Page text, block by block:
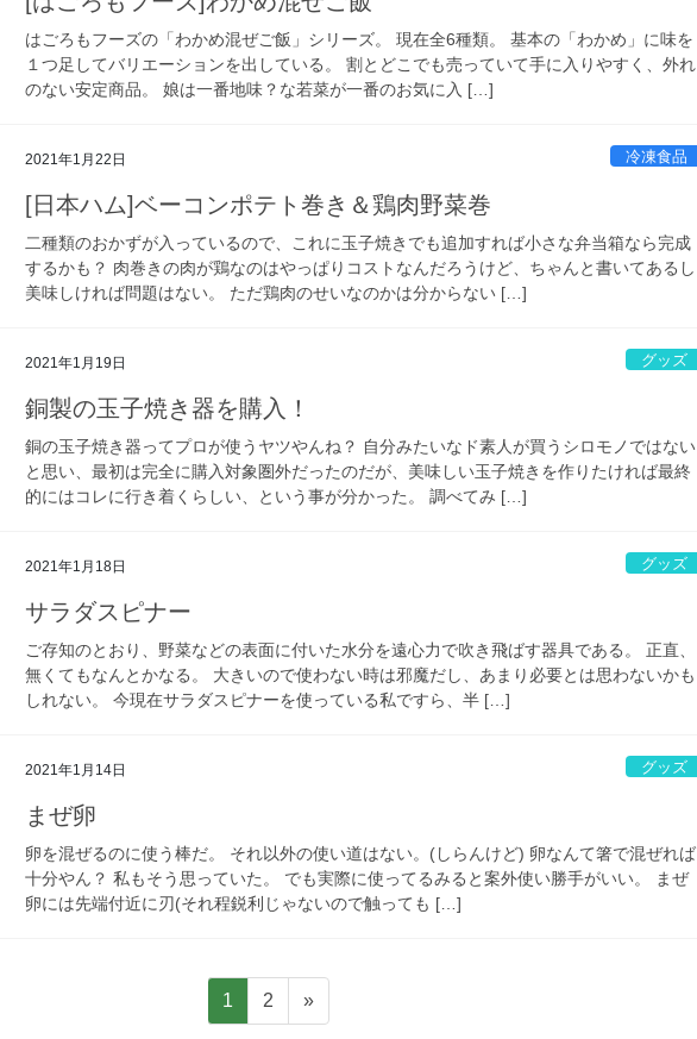
はごろもフーズの「わかめ混ぜご飯」シリーズ。 現在全6種類。 基本の「わかめ」に味を
１つ足してバリエーションを出している。 割とどこでも売っていて手に入りやすく、外れ
のない安定商品。 娘は一番地味？な若菜が一番のお気に入 […]
2021年1月22日 冷凍食品
[日本ハム]ベーコンポテト巻き＆鶏肉野菜巻
二種類のおかずが入っているので、これに玉子焼きでも追加すれば小さな弁当箱なら完成
するかも？ 肉巻きの肉が鶏なのはやっぱりコストなんだろうけど、ちゃんと書いてあるし
美味しければ問題はない。 ただ鶏肉のせいなのかは分からない […]
2021年1月19日 グッズ
銅製の玉子焼き器を購入！
銅の玉子焼き器ってプロが使うヤツやんね？ 自分みたいなド素人が買うシロモノではない
と思い、最初は完全に購入対象圏外だったのだが、美味しい玉子焼きを作りたければ最終
的にはコレに行き着くらしい、という事が分かった。 調べてみ […]
2021年1月18日 グッズ
サラダスピナー
ご存知のとおり、野菜などの表面に付いた水分を遠心力で吹き飛ばす器具である。 正直、
無くてもなんとかなる。 大きいので使わない時は邪魔だし、あまり必要とは思わないかも
しれない。 今現在サラダスピナーを使っている私ですら、半 […]
2021年1月14日 グッズ
まぜ卵
卵を混ぜるのに使う棒だ。 それ以外の使い道はない。(しらんけど) 卵なんて箸で混ぜれば
十分やん？ 私もそう思っていた。 でも実際に使ってるみると案外使い勝手がいい。 まぜ
卵には先端付近に刃(それ程鋭利じゃないので触っても […]
固
定
1
固
定
2 »